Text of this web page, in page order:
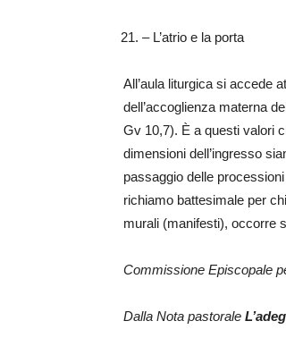
– L’atrio e la porta
All’aula liturgica si accede
dell’accoglienza materna
Gv 10,7). È a questi valori
dimensioni dell’ingresso
passaggio delle
richiamo battesimale per
murali (manifesti), occorre
Commissione Episcopale
Dalla Nota pastorale